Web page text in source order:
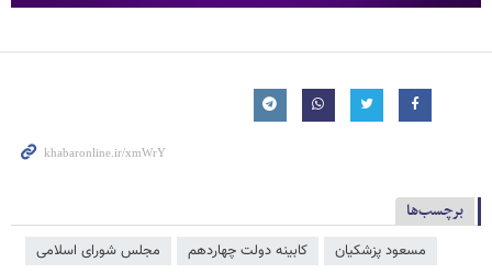
برچسب‌ها
مسعود پزشکیان کابینه دولت چهاردهم مجلس شورای اسلامی